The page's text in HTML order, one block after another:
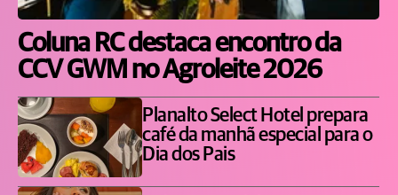
Coluna RC destaca encontro da
CCV GWM no Agroleite 2026
Planalto Select Hotel prepara
café da manhã especial para o
Dia dos Pais